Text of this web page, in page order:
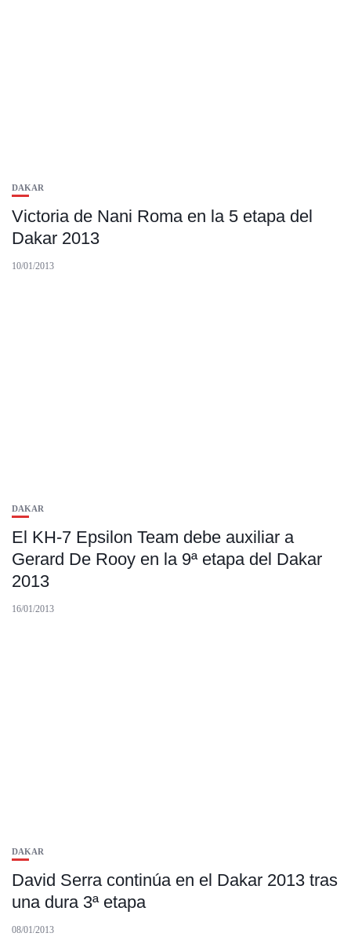
DAKAR
Victoria de Nani Roma en la 5 etapa del
Dakar 2013
10/01/2013
DAKAR
El KH-7 Epsilon Team debe auxiliar a
Gerard De Rooy en la 9ª etapa del Dakar
2013
16/01/2013
DAKAR
David Serra continúa en el Dakar 2013 tras
una dura 3ª etapa
08/01/2013